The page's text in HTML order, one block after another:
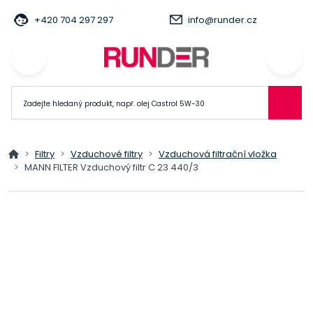
+420 704 297 297 info@runder.cz
Filtry Vzduchové filtry
Vzduchová filtrační vložka
MANN FILTER Vzduchový filtr C 23 440/3